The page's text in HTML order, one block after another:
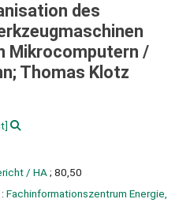
des
Mikrocomputern /
Thomas Klotz
/ HA ; 80,50
Fachinformationszentrum Energie,